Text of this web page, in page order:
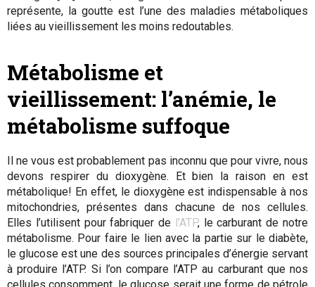
représente, la goutte est l’une des maladies métaboliques
liées au vieillissement les moins redoutables.
Métabolisme et
vieillissement: l’anémie, le
métabolisme suffoque
Il ne vous est probablement pas inconnu que pour vivre, nous
devons respirer du dioxygène. Et bien la raison en est
métabolique! En effet, le dioxygène est indispensable à nos
mitochondries, présentes dans chacune de nos cellules.
Elles l’utilisent pour fabriquer de l’ATP, le carburant de notre
métabolisme. Pour faire le lien avec la partie sur le diabète,
le glucose est une des sources principales d’énergie servant
à produire l’ATP. Si l’on compare l’ATP au carburant que nos